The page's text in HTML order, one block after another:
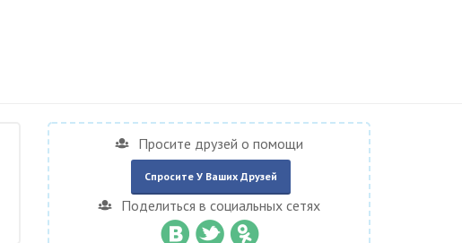
Просите друзей о помощи
Спросите У Ваших Друзей
Поделиться в социальных сетях